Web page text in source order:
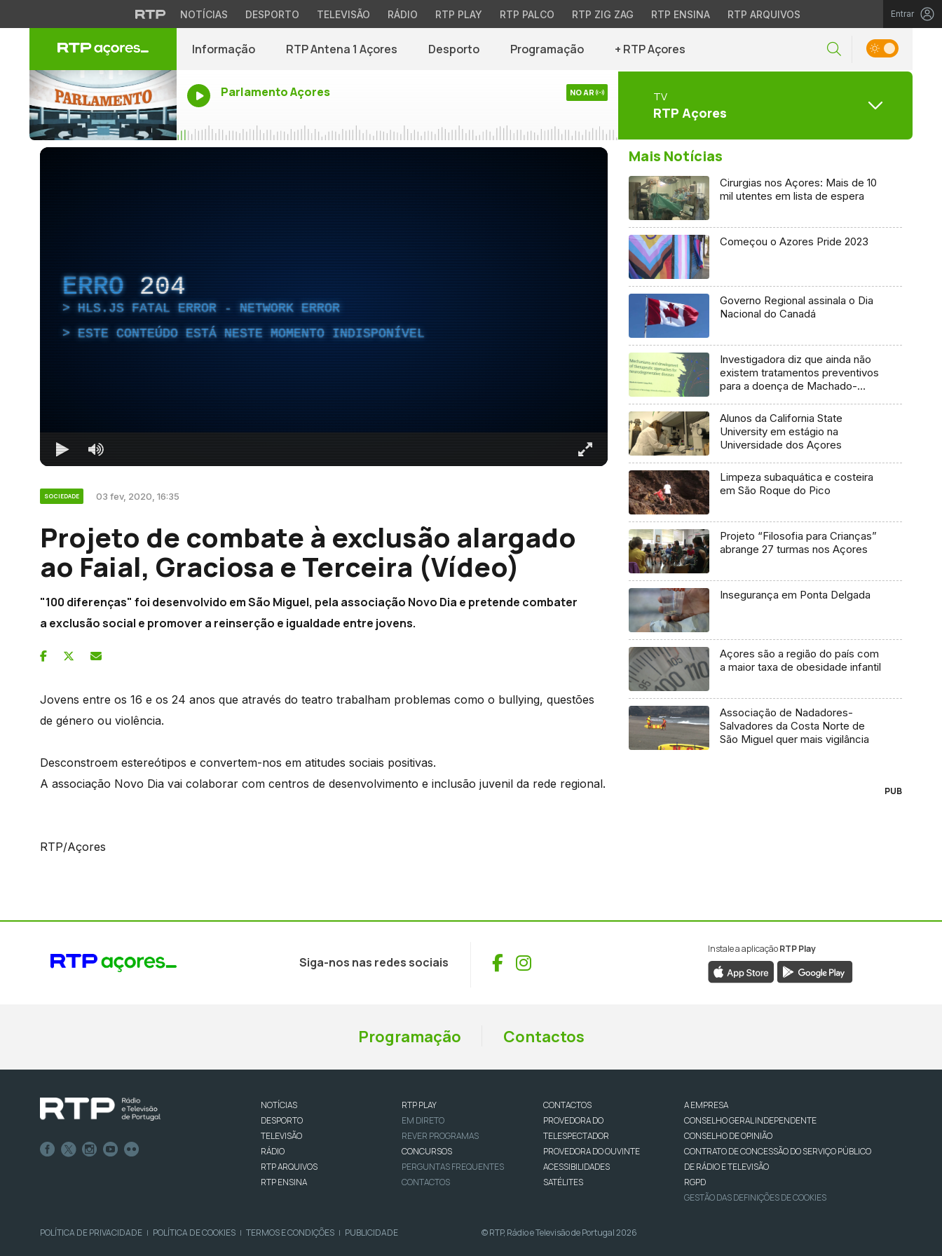
NOTÍCIAS DESPORTO TELEVISÃO RÁDIO RTP PLAY RTP PALCO RTP ZIG ZAG RTP ENSINA RTP ARQUIVOS Entrar
Informação RTP Antena 1 Açores Desporto Programação + RTP Açores
Parlamento Açores NO AR TV
RTP Açores
ERRO 204
HLS.JS FATAL ERROR - NETWORK ERROR
ESTE CONTEÚDO ESTÁ NESTE MOMENTO INDISPONÍVEL
SOCIEDADE 03 fev, 2020, 16:35
Projeto de combate à exclusão alargado
ao Faial, Graciosa e Terceira (Vídeo)
"100 diferenças" foi desenvolvido em São Miguel, pela associação Novo Dia e pretende combater
a exclusão social e promover a reinserção e igualdade entre jovens.
Jovens entre os 16 e os 24 anos que através do teatro trabalham problemas como o bullying, questões
de género ou violência.
Desconstroem estereótipos e convertem-nos em atitudes sociais positivas.
A associação Novo Dia vai colaborar com centros de desenvolvimento e inclusão juvenil da rede regional.
RTP/Açores
Mais Notícias
Cirurgias nos Açores: Mais de 10
mil utentes em lista de espera
Começou o Azores Pride 2023
Governo Regional assinala o Dia
Nacional do Canadá
Investigadora diz que ainda não
existem tratamentos preventivos
para a doença de Machado-
Alunos da California State
University em estágio na
Universidade dos Açores
Limpeza subaquática e costeira
em São Roque do Pico
Projeto “Filosofia para Crianças”
abrange 27 turmas nos Açores
Insegurança em Ponta Delgada
Açores são a região do país com
a maior taxa de obesidade infantil
Associação de Nadadores-
Salvadores da Costa Norte de
São Miguel quer mais vigilância
PUB
Siga-nos nas redes sociais Facebook
Instagram
Instale a aplicaçãoRTP Play
Programação Contactos
NOTÍCIAS
DESPORTO
TELEVISÃO
RÁDIO
RTP ARQUIVOS
RTP ENSINA
RTP PLAY
EM DIRETO
REVER PROGRAMAS
CONCURSOS
PERGUNTAS FREQUENTES
CONTACTOS
CONTACTOS
PROVEDORA DO
TELESPECTADOR
PROVEDORA DO OUVINTE
ACESSIBILIDADES
SATÉLITES
A EMPRESA
CONSELHO GERAL INDEPENDENTE
CONSELHO DE OPINIÃO
CONTRATO DE CONCESSÃO DO SERVIÇO PÚBLICO
DE RÁDIO E TELEVISÃO
RGPD
GESTÃO DAS DEFINIÇÕES DE COOKIES
POLÍTICA DE PRIVACIDADE | POLÍTICA DE COOKIES | TERMOS E CONDIÇÕES | PUBLICIDADE © RTP, Rádio e Televisão de Portugal 2026